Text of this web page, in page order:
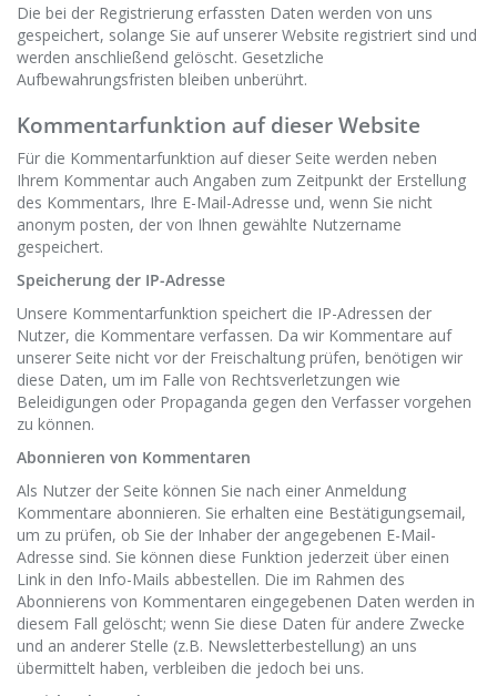
Die bei der Registrierung erfassten Daten werden von uns
gespeichert, solange Sie auf unserer Website registriert sind und
werden anschließend gelöscht. Gesetzliche
Aufbewahrungsfristen bleiben unberührt.
Kommentarfunktion auf dieser Website
Für die Kommentarfunktion auf dieser Seite werden neben
Ihrem Kommentar auch Angaben zum Zeitpunkt der Erstellung
des Kommentars, Ihre E-Mail-Adresse und, wenn Sie nicht
anonym posten, der von Ihnen gewählte Nutzername
gespeichert.
Speicherung der IP-Adresse
Unsere Kommentarfunktion speichert die IP-Adressen der
Nutzer, die Kommentare verfassen. Da wir Kommentare auf
unserer Seite nicht vor der Freischaltung prüfen, benötigen wir
diese Daten, um im Falle von Rechtsverletzungen wie
Beleidigungen oder Propaganda gegen den Verfasser vorgehen
zu können.
Abonnieren von Kommentaren
Als Nutzer der Seite können Sie nach einer Anmeldung
Kommentare abonnieren. Sie erhalten eine Bestätigungsemail,
um zu prüfen, ob Sie der Inhaber der angegebenen E-Mail-
Adresse sind. Sie können diese Funktion jederzeit über einen
Link in den Info-Mails abbestellen. Die im Rahmen des
Abonnierens von Kommentaren eingegebenen Daten werden in
diesem Fall gelöscht; wenn Sie diese Daten für andere Zwecke
und an anderer Stelle (z.B. Newsletterbestellung) an uns
übermittelt haben, verbleiben die jedoch bei uns.